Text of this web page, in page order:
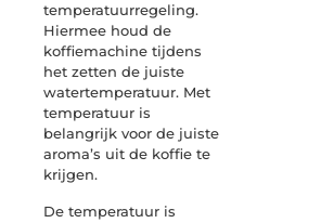
temperatuurregeling.
Hiermee houd de
koffiemachine tijdens
het zetten de juiste
watertemperatuur. Met
temperatuur is
belangrijk voor de juiste
aroma’s uit de koffie te
krijgen.
De temperatuur is